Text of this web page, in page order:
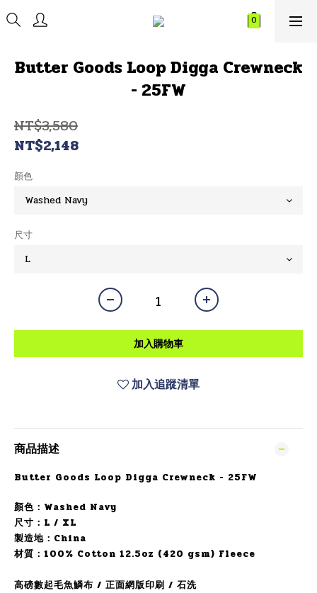
Butter Goods Loop Digga Crewneck
- 25FW
NT$3,580
NT$2,148
顏色
尺寸
加入購物車
加入追蹤清單
商品描述
Butter Goods Loop Digga Crewneck - 25FW
顏色： Washed Navy
尺寸：L / XL
製造地：China
材質： 100% Cotton 12.5oz (420 gsm) Fleece
高磅數起毛魚鱗布 / 正面網版印刷 / 石洗